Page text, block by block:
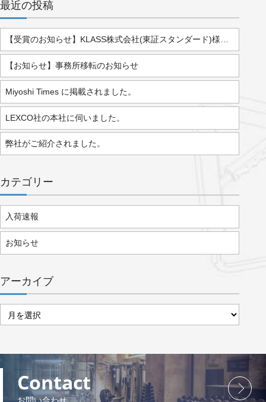
最近の投稿
【受賞のお知らせ】KLASS株式会社(東証スタンダード)様より「2025年度 優秀販売店」として表彰されました。
【お知らせ】事務所移転のお知らせ
Miyoshi Times に掲載されました。
LEXCO社の本社に伺いました。
弊社がご紹介されました。
カテゴリー
入荷速報
お知らせ
アーカイブ
ー
イ
ブ
Contact